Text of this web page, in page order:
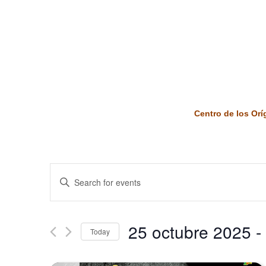
Centro de los
Events
Search
and
Views
Enter
Keyword.
Search
Events
Keyword.
Today 25 octubre 2025 -